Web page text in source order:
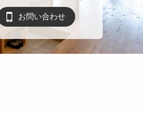
お問い合わせ